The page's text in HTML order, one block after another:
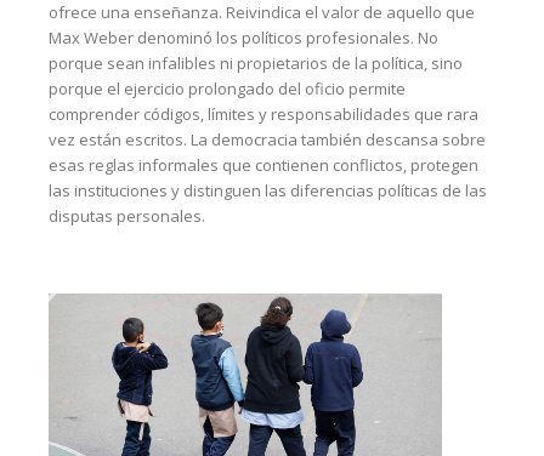
ofrece una enseñanza. Reivindica el valor de aquello que
Max Weber denominó los políticos profesionales. No
porque sean infalibles ni propietarios de la política, sino
porque el ejercicio prolongado del oficio permite
comprender códigos, límites y responsabilidades que rara
vez están escritos. La democracia también descansa sobre
esas reglas informales que contienen conflictos, protegen
las instituciones y distinguen las diferencias políticas de las
disputas personales.